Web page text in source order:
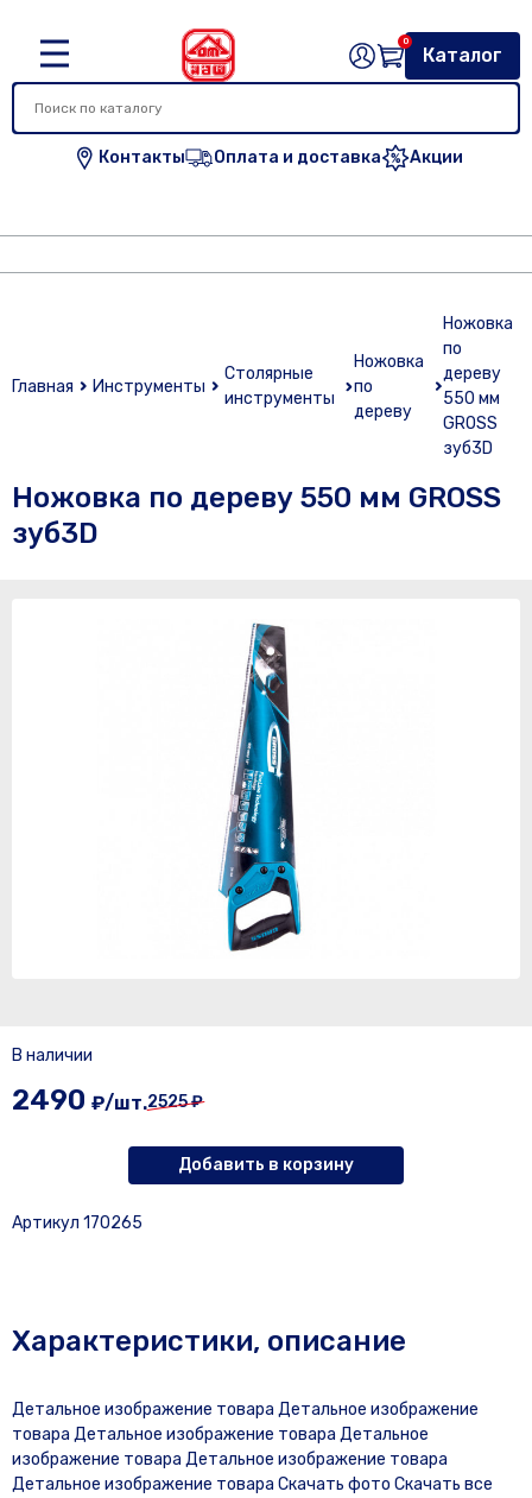
Контакты Оплата и доставка Акции
Каталог
0
Главная Инструменты
Столярные
инструменты
Ножовка
по
дереву
Ножовка
по
дереву
550 мм
GROSS
зуб3D
Ножовка по дереву 550 мм GROSS
зуб3D
В наличии
2490 ₽/шт.2525 ₽
Добавить в корзину
Артикул 170265
Характеристики, описание
Детальное изображение товара Детальное изображение
товара Детальное изображение товара Детальное
изображение товара Детальное изображение товара
Детальное изображение товара Скачать фото Скачать все